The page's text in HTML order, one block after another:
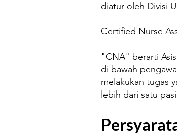
diatur oleh Divisi
Certified Nurse
"CNA" berarti
di bawah
melakukan tugas
lebih dari satu